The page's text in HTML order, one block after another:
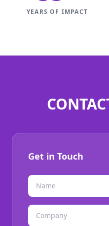
YEARS OF IMPACT
Get in Touch